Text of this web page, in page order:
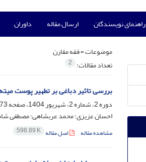
راهنمای نویسندگان ارسال مقاله داوران
موضوعات =فقه مقارن
تعداد مقالات: 2
بررسی تاثیر دباغی بر تطهیر پوست
دوره 2، شماره 2، شهریور 1404، صفحه
96
احسان عزیزی؛ محمد عربشاهی؛ مصطفی
مشاهده مقاله اصل مقاله 598.89 K